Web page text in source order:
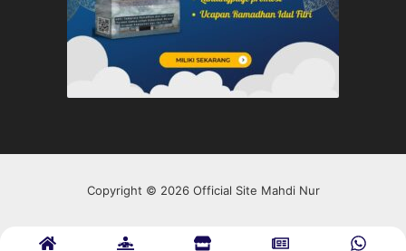
Copyright © 2026 Official Site Mahdi Nur